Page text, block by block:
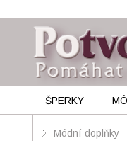
ŠPERKY
Módní doplňky